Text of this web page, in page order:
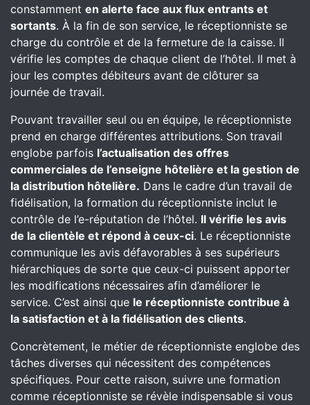
constamment en alerte face aux flux entrants et
sortants. À la fin de son service, le réceptionniste se
charge du contrôle et de la fermeture de la caisse. Il
vérifie les comptes de chaque client de l’hôtel. Il met à
jour les comptes débiteurs avant de clôturer sa
journée de travail.
Pouvant travailler seul ou en équipe, le réceptionniste
prend en charge différentes attributions. Son travail
englobe parfois l’actualisation des offres
commerciales de l’enseigne hôtelière et la gestion de
la distribution hôtelière. Dans le cadre d’un travail de
fidélisation, la formation du réceptionniste inclut le
contrôle de l’e-réputation de l’hôtel. Il vérifie les avis
de la clientèle et répond à ceux-ci. Le réceptionniste
communique les avis défavorables à ses supérieurs
hiérarchiques de sorte que ceux-ci puissent apporter
les modifications nécessaires afin d’améliorer le
service. C’est ainsi que le réceptionniste contribue à
la satisfaction et à la fidélisation des clients.
Concrètement, le métier de réceptionniste englobe des
tâches diverses qui nécessitent des compétences
spécifiques. Pour cette raison, suivre une formation
comme réceptionniste se révèle indispensable si vous